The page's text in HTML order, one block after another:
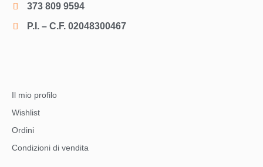
373 809 9594
P.I. – C.F. 02048300467
Il mio profilo
Wishlist
Ordini
Condizioni di vendita